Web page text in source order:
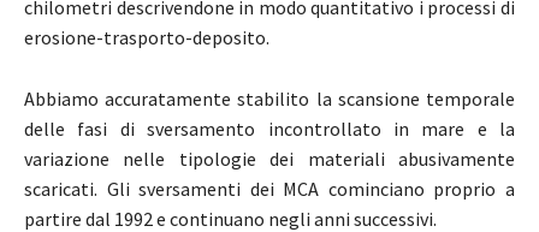
chilometri descrivendone in modo quantitativo i processi di
erosione-trasporto-deposito.
Abbiamo accuratamente stabilito la scansione temporale
delle fasi di sversamento incontrollato in mare e la
variazione nelle tipologie dei materiali abusivamente
scaricati. Gli sversamenti dei MCA cominciano proprio a
partire dal 1992 e continuano negli anni successivi.